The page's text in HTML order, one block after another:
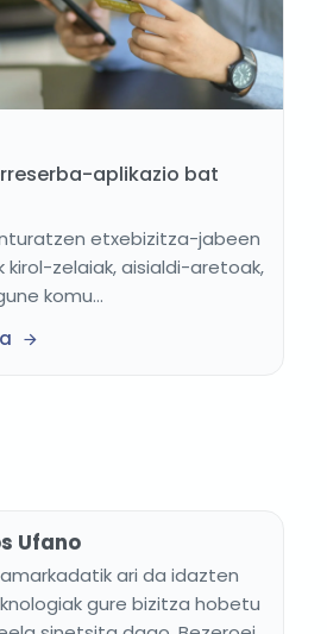
aplikazio bat
etxebizitza-jabeen
kirol-zelaiak, aisialdi-aretoak,
komu...
Ufano
ari da idazten
gure bizitza hobetu